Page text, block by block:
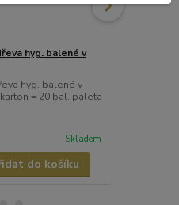
hyg. balené v
hyg. balené v
= 20 bal. paleta
Skladem
do košíku